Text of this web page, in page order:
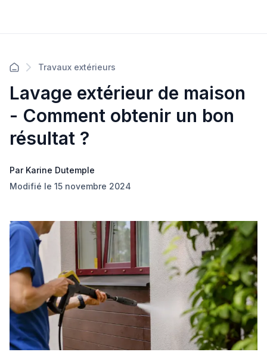
Travaux extérieurs
Lavage extérieur de maison
- Comment obtenir un bon
résultat ?
Par Karine Dutemple
Modifié le 15 novembre 2024